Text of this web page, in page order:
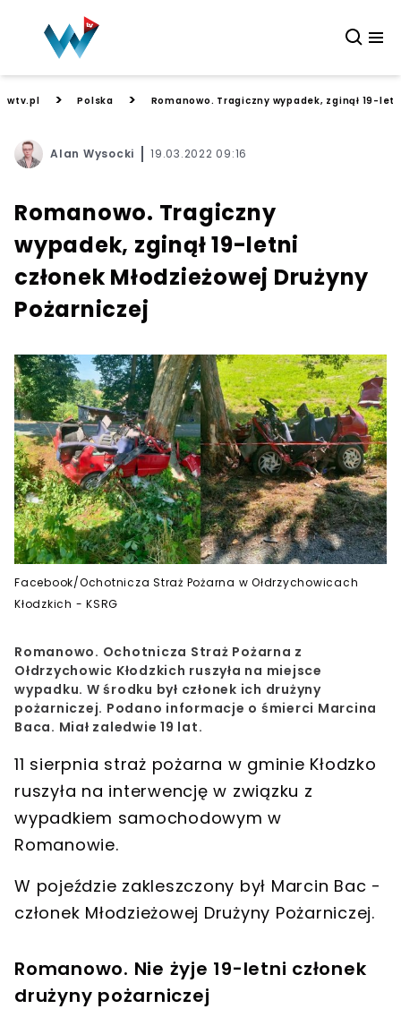
wtv.pl > Polska > Romanowo. Tragiczny wypadek, zginął 19-
Alan Wysocki 19.03.2022 09:16
Romanowo. Tragiczny
wypadek, zginął 19-letni
członek Młodzieżowej Drużyny
Pożarniczej
Facebook/Ochotnicza Straż Pożarna w Ołdrzychowicach
Kłodzkich - KSRG
Romanowo. Ochotnicza Straż Pożarna z
Ołdrzychowic Kłodzkich ruszyła na miejsce
wypadku. W środku był członek ich drużyny
pożarniczej. Podano informacje o śmierci Marcina
Baca. Miał zaledwie 19 lat.
11 sierpnia straż pożarna w gminie Kłodzko
ruszyła na interwencję w związku z
wypadkiem samochodowym w
Romanowie.
W pojeździe zakleszczony był Marcin Bac -
członek Młodzieżowej Drużyny Pożarniczej.
Romanowo. Nie żyje 19-letni członek
drużyny pożarniczej